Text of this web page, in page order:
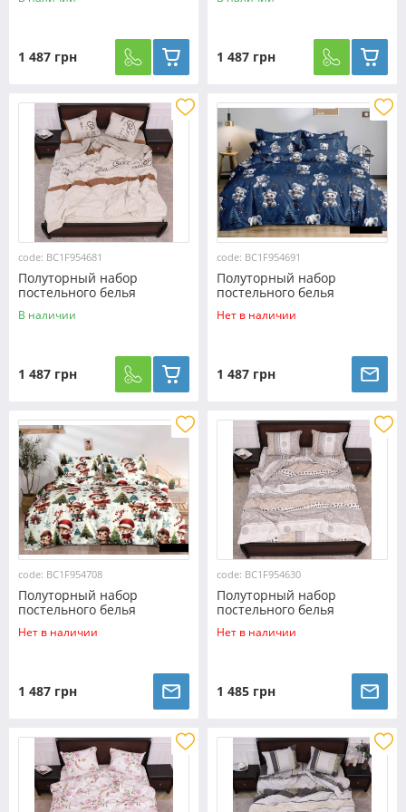
№9546921 Черешенка™
1 487 грн
№954207 Черешенка™
1 487 грн
code: BC1F954681
Полуторный набор
постельного белья
150*220 из Фланели
№954681 Черешенка™
В наличии
1 487 грн
code: BC1F954691
Полуторный набор
постельного белья
150*220 из Фланели
№954691 Черешенка™
Нет в наличии
1 487 грн
code: BC1F954708
Полуторный набор
постельного белья
150*220 из Фланели
№954708 Черешенка™
Нет в наличии
1 487 грн
code: BC1F954630
Полуторный набор
постельного белья
150*220 из Фланели
№954630 Черешенка™
Нет в наличии
1 485 грн